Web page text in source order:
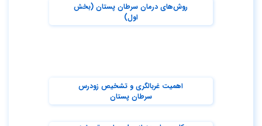
روش‌های درمان سرطان پستان (بخش
اول)
اهمیت غربالگری و تشخیص زودرس
سرطان پستان